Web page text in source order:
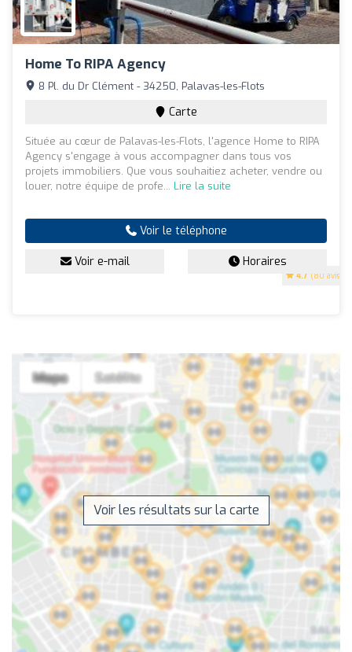
Home To RIPA Agency
4.7 (80 avis)
8 Pl. du Dr Clément - 34250, Palavas-les-Flots
Carte
Située au cœur de Palavas-les-Flots, l'agence Home to RIPA
Agency s'engage à vous accompagner dans tous vos
projets immobiliers. Que vous souhaitiez acheter, vendre ou
louer, notre équipe de profe... Lire la suite
Voir le téléphone
Voir e-mail Horaires
Voir les résultats sur la carte